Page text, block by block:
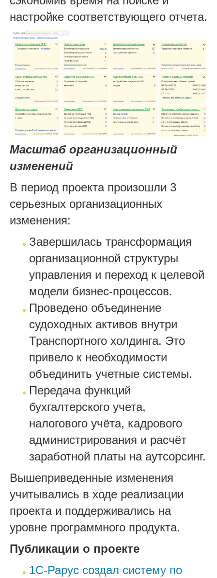
настройке соответствующего отчета.
Масштаб организационный
изменений
В период проекта произошли 3
серьезных организационных
изменения:
Завершилась трансформация
организационной структуры
управления и переход к целевой
модели бизнес-процессов.
Проведено объединение
судоходных активов внутри
Транспортного холдинга. Это
привело к необходимости
объединить учетные системы.
Передача функций
бухгалтерского учета,
налогового учёта, кадрового
администрирования и расчёт
заработной платы на аутсорсинг.
Вышеприведенные изменения
учитывались в ходе реализации
проекта и поддерживались на
уровне программного продукта.
Публикации о проекте
1С-Рарус создал систему по